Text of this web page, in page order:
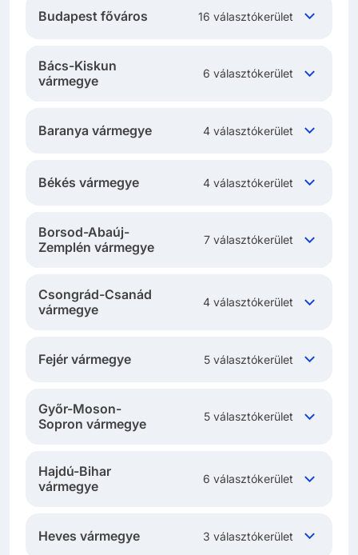
Budapest főváros 16 választókerület
Bács-Kiskun
vármegye
6 választókerület
Baranya vármegye 4 választókerület
Békés vármegye 4 választókerület
Borsod-Abaúj-
Zemplén vármegye
7 választókerület
Csongrád-Csanád
vármegye
4 választókerület
Fejér vármegye 5 választókerület
Győr-Moson-
Sopron vármegye
5 választókerület
Hajdú-Bihar
vármegye
6 választókerület
Heves vármegye 3 választókerület